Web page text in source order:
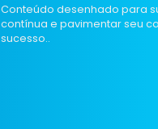
Conteúdo desenhado para
contínua e pavimentar seu
sucesso..